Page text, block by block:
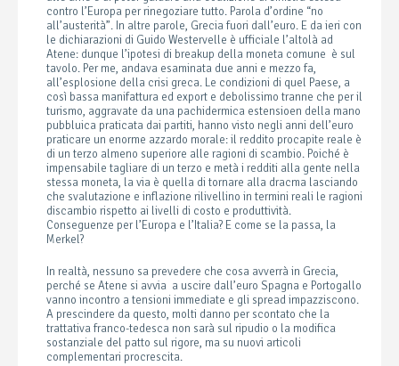
contro l’Europa per rinegoziare tutto. Parola d’ordine “no
all’austerità”. In altre parole, Grecia fuori dall’euro. E da ieri con
le dichiarazioni di Guido Westervelle è ufficiale l’altolà ad
Atene: dunque l’ipotesi di breakup della moneta comune è sul
tavolo. Per me, andava esaminata due anni e mezzo fa,
all’esplosione della crisi greca. Le condizioni di quel Paese, a
così bassa manifattura ed export e debolissimo tranne che per il
turismo, aggravate da una pachidermica estensioen della mano
pubbluica praticata dai partiti, hanno visto negli anni dell’euro
praticare un enorme azzardo morale: il reddito procapite reale è
di un terzo almeno superiore alle ragioni di scambio. Poiché è
impensabile tagliare di un terzo e metà i redditi alla gente nella
stessa moneta, la via è quella di tornare alla dracma lasciando
che svalutazione e inflazione rilivellino in termini reali le ragioni
discambio rispetto ai livelli di costo e produttività.
Conseguenze per l’Europa e l’Italia? E come se la passa, la
Merkel?
In realtà, nessuno sa prevedere che cosa avverrà in Grecia,
perché se Atene si avvia a uscire dall’euro Spagna e Portogallo
vanno incontro a tensioni immediate e gli spread impazziscono.
A prescindere da questo, molti danno per scontato che la
trattativa franco-tedesca non sarà sul ripudio o la modifica
sostanziale del patto sul rigore, ma su nuovi articoli
complementari procrescita.